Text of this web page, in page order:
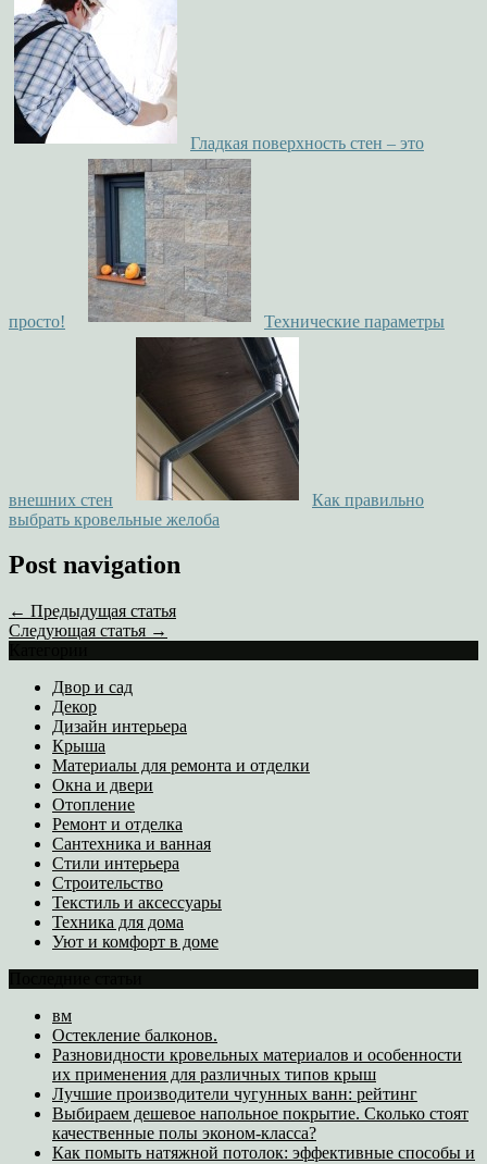
Гладкая поверхность стен – это
просто! Технические параметры
внешних стен
Как правильно
выбрать кровельные желоба
Post navigation
← Предыдущая статья
Следующая статья →
Двор и сад
Декор
Дизайн интерьера
Крыша
Материалы для ремонта и отделки
Окна и двери
Отопление
Ремонт и отделка
Сантехника и ванная
Стили интерьера
Строительство
Текстиль и аксессуары
Техника для дома
Уют и комфорт в доме
вм
Остекление балконов.
Разновидности кровельных материалов и особенности
их применения для различных типов крыш
Лучшие производители чугунных ванн: рейтинг
Выбираем дешевое напольное покрытие. Сколько стоят
качественные полы эконом-класса?
Как помыть натяжной потолок: эффективные способы и